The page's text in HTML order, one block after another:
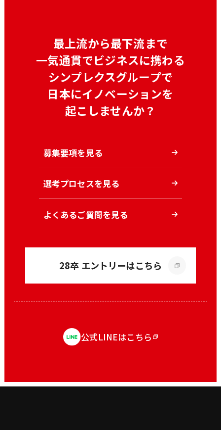
最上流から最下流まで
一気通貫でビジネスに携わる
シンプレクスグループで
日本にイノベーションを
起こしませんか？
募集要項を見る
選考プロセスを見る
よくあるご質問を見る
28卒 エントリーはこちら
公式LINEはこちら